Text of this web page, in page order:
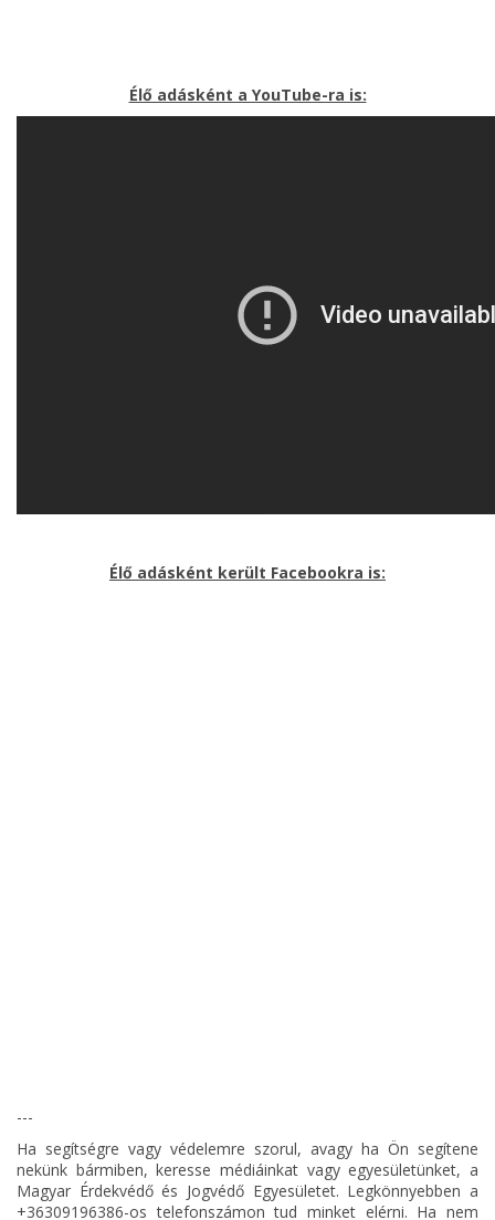
Élő adásként a YouTube-ra is:
Élő adásként került Facebookra is:
---
Ha segítségre vagy védelemre szorul, avagy ha Ön segítene
nekünk bármiben, keresse médiáinkat vagy egyesületünket, a
Magyar Érdekvédő és Jogvédő Egyesületet. Legkönnyebben a
+36309196386-os telefonszámon tud minket elérni. Ha nem